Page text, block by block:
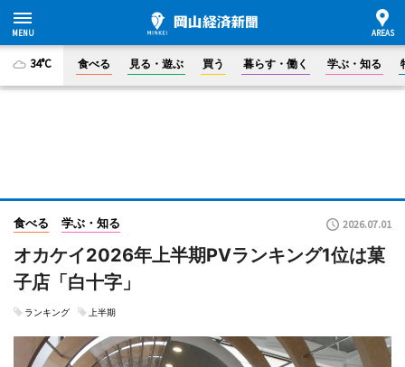
34°C 食べる 見る・遊ぶ 買う 暮らす・働く 学ぶ・知る
食べる 学ぶ・知る 2026.07.01
オカケイ2026年上半期PVランキング1位は菓
子店「白十字」
ランキング 上半期